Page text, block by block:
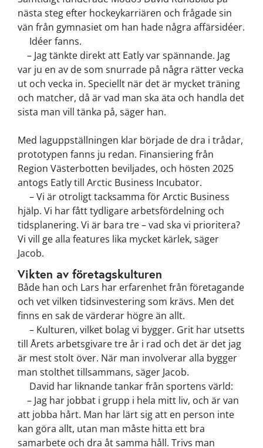
nästa steg efter hockeykarriären och frågade sin
vän från gymnasiet om han hade några affärsidéer.
Idéer fanns.
– Jag tänkte direkt att Eatly var spännande. Jag
var ju en av de som snurrade på några rätter vecka
ut och vecka in. Speciellt när det är mycket träning
och matcher, då är vad man ska äta och handla det
sista man vill tänka på, säger han.
Med laguppställningen klar började de dra i trådar,
prototypen fanns ju redan. Finansiering från
Region Västerbotten beviljades, och hösten 2025
antogs Eatly till Arctic Business Incubator.
–Vi är otroligt tacksamma för Arctic Business
hjälp. Vi har fått tydligare arbetsfördelning och
tidsplanering. Vi är bara tre – vad ska vi prioritera?
Vi vill ge alla features lika mycket kärlek, säger
Jacob.
Vikten av företagskulturen
Både han och Lars har erfarenhet från företagande
och vet vilken tidsinvestering som krävs. Men det
finns en sak de värderar högre än allt.
– Kulturen, vilket bolag vi bygger. Grit har utsetts
till Årets arbetsgivare tre år i rad och det är det jag
är mest stolt över. När man involverar alla bygger
man stolthet tillsammans, säger Jacob.
David har liknande tankar från sportens värld:
– Jag har jobbat i grupp i hela mitt liv, och är van
att jobba hårt. Man har lärt sig att en person inte
kan göra allt, utan man måste hitta ett bra
samarbete och dra åt samma håll. Trivs man